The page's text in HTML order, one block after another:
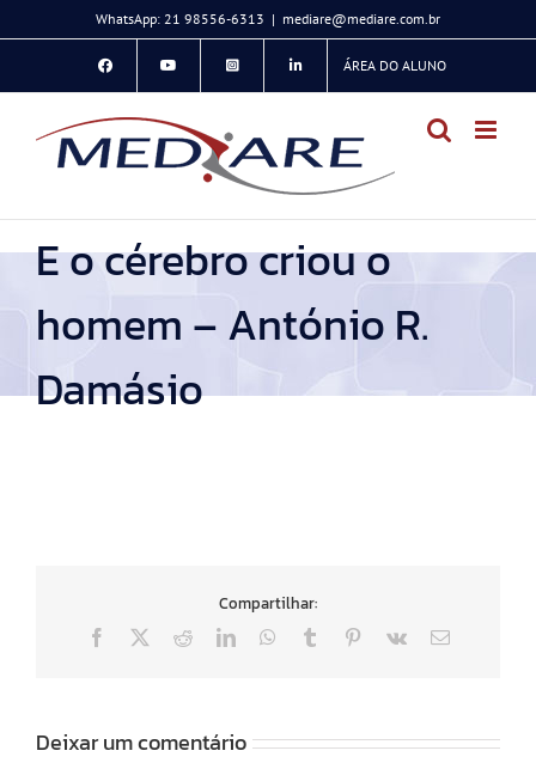
para
conteúdo
WhatsApp: 21 98556-6313 | mediare@mediare.com.br
ÁREA DO ALUNO
E o cérebro criou o
homem – António R.
Damásio
Compartilhar:
Facebook RedditLinkedInWhatsApp
Tumblr Pinterest
Vk
E-
Deixar um comentário